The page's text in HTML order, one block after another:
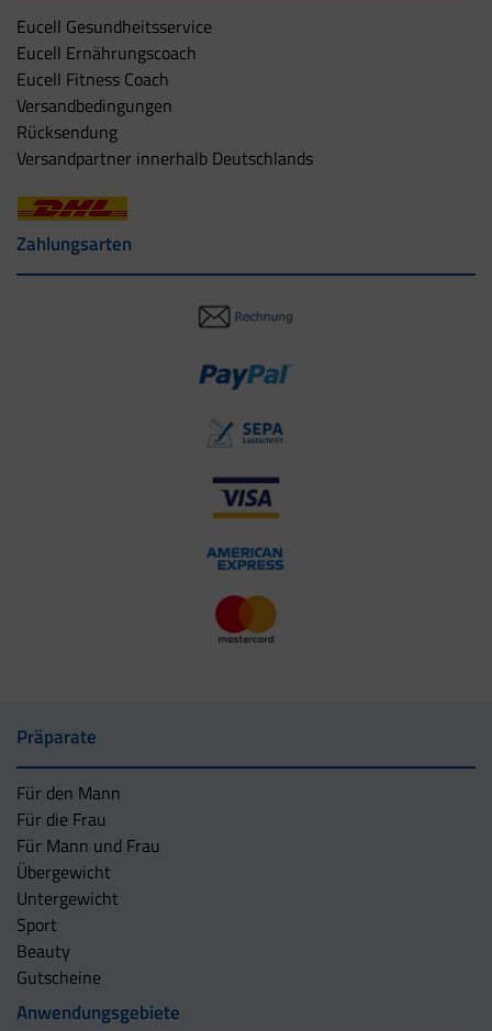
Eucell Gesundheitsservice
Eucell Ernährungscoach
Eucell Fitness Coach
Versandbedingungen
Rücksendung
Versandpartner innerhalb Deutschlands
Zahlungsarten
Präparate
Für den Mann
Für die Frau
Für Mann und Frau
Übergewicht
Untergewicht
Sport
Beauty
Gutscheine
Anwendungsgebiete